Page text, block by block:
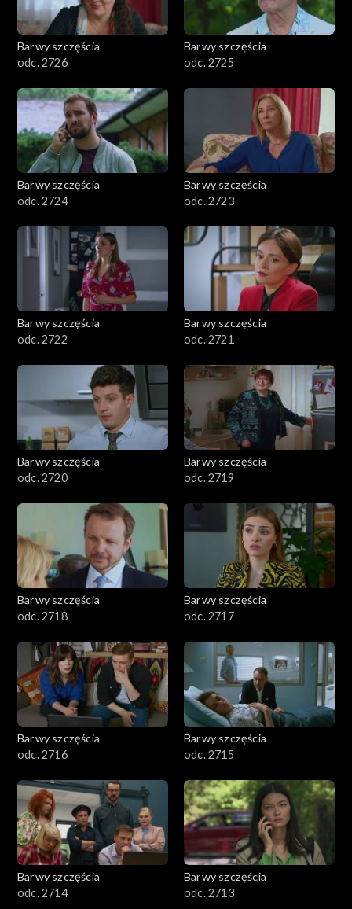
Barwy szczęścia
odc. 2726
Barwy szczęścia
odc. 2725
Barwy szczęścia
odc. 2724
Barwy szczęścia
odc. 2723
Barwy szczęścia
odc. 2722
Barwy szczęścia
odc. 2721
Barwy szczęścia
odc. 2720
Barwy szczęścia
odc. 2719
Barwy szczęścia
odc. 2718
Barwy szczęścia
odc. 2717
Barwy szczęścia
odc. 2716
Barwy szczęścia
odc. 2715
Barwy szczęścia
odc. 2714
Barwy szczęścia
odc. 2713